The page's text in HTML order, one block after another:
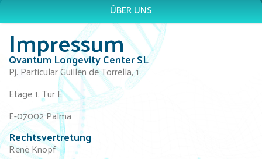
ÜBER UNS
Impressum
Qvantum Longevity Center SL
Pj. Particular Guillen de Torrella, 1
Etage 1, Tür E
E-07002 Palma
Rechtsvertretung
René Knopf